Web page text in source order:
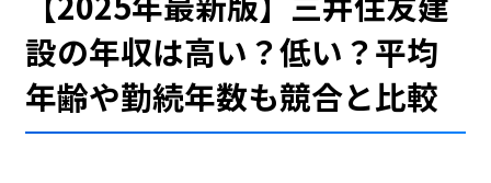
設の年収は高い？低い？平均
年齢や勤続年数も競合と比較